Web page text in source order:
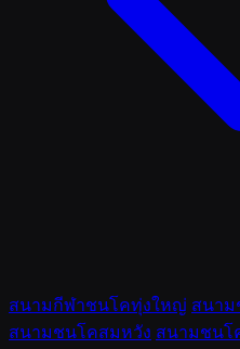
สนามกีฬาชนโคทุ่งใหญ่ สนาม
สนามชนโคสมหวัง สนามชนโ